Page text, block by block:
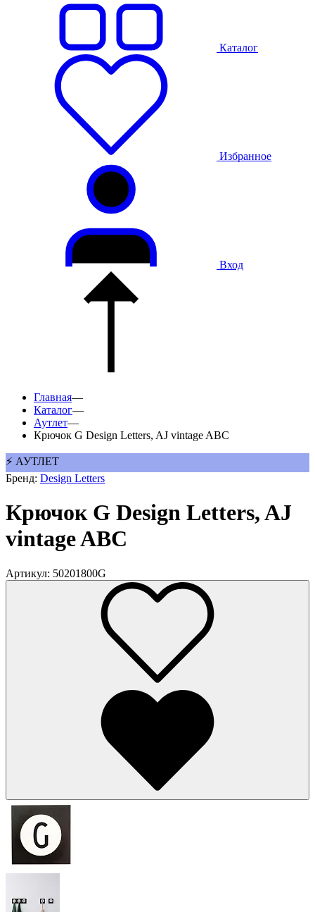
Каталог
Избранное
Вход
Главная—
Каталог—
Аутлет—
Крючок G Design Letters, AJ vintage ABC
⚡ АУТЛЕТ
Бренд: Design Letters
Крючок G Design Letters, AJ
vintage ABC
Артикул: 50201800G